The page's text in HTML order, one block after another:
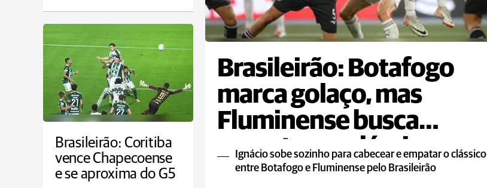
Brasileirão: Botafogo
marca golaço, mas
Fluminense busca
empate em clássico
Ignácio sobe sozinho para cabecear e empatar o clássico
entre Botafogo e Fluminense pelo Brasileirão
Brasileirão: Coritiba
vence Chapecoense
e se aproxima do G5